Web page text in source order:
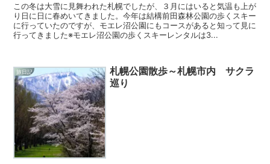
この冬は大雪に見舞われた札幌でしたが、３月にはいると気温も上が
り日に日に春めいてきました。今年は結構前田森林公園の歩くスキー
に行っていたのですが、モエレ沼公園にもコースがあると知って見に
行ってきました※モエレ沼公園の歩くスキーレンタルは3...
旅日記
札幌公園散歩～札幌市内 サクラ
巡り